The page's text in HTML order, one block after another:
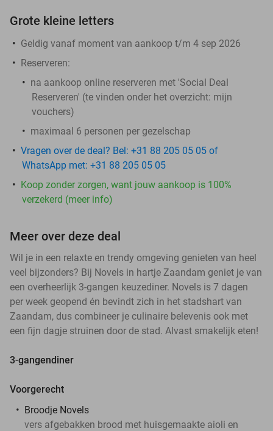
Grote kleine letters
Geldig vanaf moment van aankoop t/m 4 sep 2026
Reserveren:
na aankoop online reserveren met 'Social Deal
Reserveren' (te vinden onder het overzicht: mijn
vouchers)
maximaal 6 personen per gezelschap
Vragen over de deal? Bel: +31 88 205 05 05 of
WhatsApp met: +31 88 205 05 05
Koop zonder zorgen, want jouw aankoop is 100%
verzekerd (meer info)
Meer over deze deal
Wil je in een relaxte en trendy omgeving genieten van heel
veel bijzonders? Bij Novels in hartje Zaandam geniet je van
een overheerlijk 3-gangen keuzediner. Novels is 7 dagen
per week geopend én bevindt zich in het stadshart van
Zaandam, dus combineer je culinaire belevenis ook met
een fijn dagje struinen door de stad. Alvast smakelijk eten!
3-gangendiner
Voorgerecht
Broodje Novels
vers afgebakken brood met huisgemaakte aioli en